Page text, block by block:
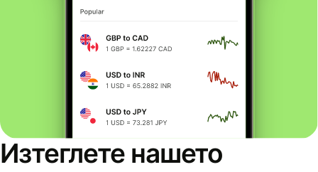
Изтеглете нашето